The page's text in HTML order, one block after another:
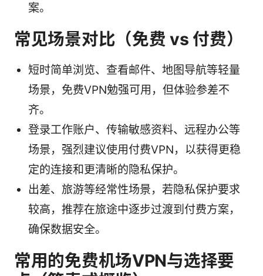
案。
常见场景对比（免费 vs 付费）
短时简单浏览、查看邮件、地图导航等轻量
场景，免费VPN勉强可用，但体验参差不
齐。
登录工作账户、传输敏感资料、远程办公等
场景，强烈建议使用付费VPN，以获得更稳
定的连接和更清晰的隐私保护。
出差、旅游等经常性场景，若隐私保护要求
较高，推荐在旅途中逐步过渡到付费方案，
确保数据安全。
常用的免费机场VPN与选择要